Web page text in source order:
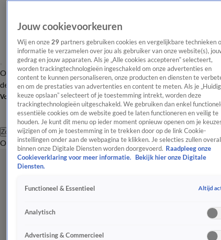
OverzichtAfleveringen Entertainment TV Algemeen
Tip
de redactieNieuwsbrief
Volg Shownieuws
Zoeken
OverzichtEntertainmentSpraakmakendRealityCrimeVideo's
Jouw cookievoorkeuren
Wij en onze 29 partners gebruiken cookies en vergelijkbare technieken
informatie te verzamelen over jou als gebruiker van onze website(s),
gedrag en jouw apparaten. Als je „Alle cookies accepteren” selecteert,
worden trackingtechnologieën ingeschakeld om onze advertenties en
content te kunnen personaliseren, onze producten en diensten te
en om de prestaties van advertenties en content te meten. Als je
keuze opslaan” selecteert of je toestemming intrekt, worden deze
trackingtechnologieën uitgeschakeld. We gebruiken dan enkel
essentiële cookies om de website goed te laten functioneren en veilig te
houden. Je kunt dit menu op ieder moment opnieuw openen om je
wijzigen of om je toestemming in te trekken door op de link Cookie-
instellingen onder aan de webpagina te klikken. Je selecties zullen overal
binnen onze Digitale Diensten worden doorgevoerd. Raadpleeg onze
Cookieverklaring voor meer informatie.
Bekijk hier onze Digitale
Diensten.
Functioneel & Essentieel Altijd
Analytisch
Advertising & Commercieel